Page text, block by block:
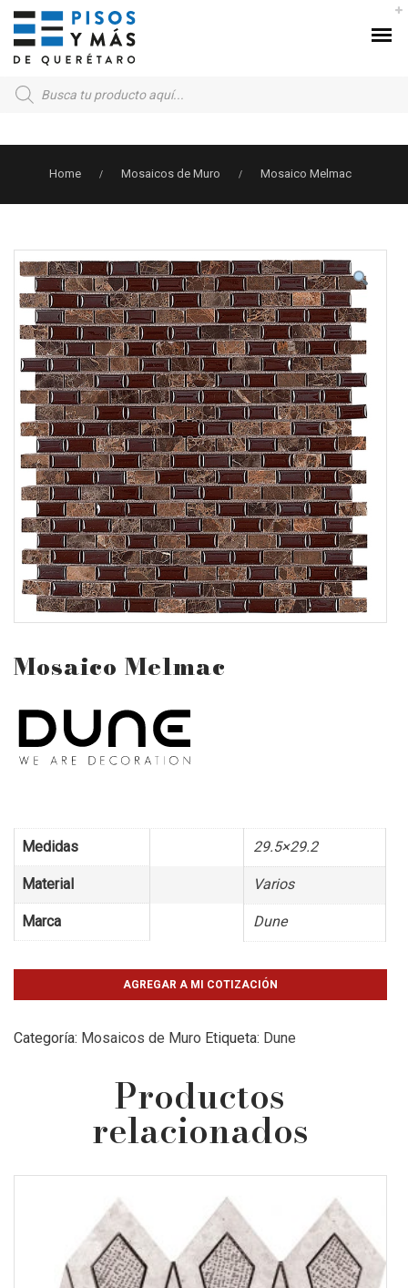
Products
search
Home / Mosaicos de Muro / Mosaico Melmac
Mosaico Melmac
Medidas 29.5×29.2
Material Varios
Marca Dune
AGREGAR A MI COTIZACIÓN
Categoría: Mosaicos de Muro Etiqueta: Dune
Productos
relacionados